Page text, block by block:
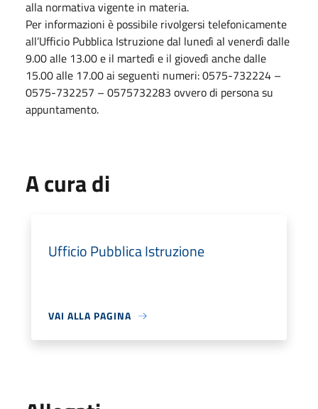
alla normativa vigente in materia.
Per informazioni è possibile rivolgersi telefonicamente
all’Ufficio Pubblica Istruzione dal lunedì al venerdì dalle
9.00 alle 13.00 e il martedì e il giovedì anche dalle
15.00 alle 17.00 ai seguenti numeri: 0575-732224 –
0575-732257 – 0575732283 ovvero di persona su
appuntamento.
A cura di
Ufficio Pubblica Istruzione
VAI ALLA PAGINA